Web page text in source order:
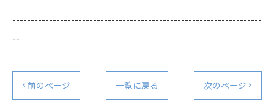
--------------------------------------------------------------------
--
< 前のページ 一覧に戻る 次のページ >